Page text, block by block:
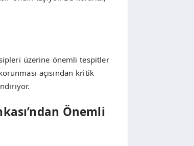
üzerine önemli tespitler
açısından kritik
Önemli